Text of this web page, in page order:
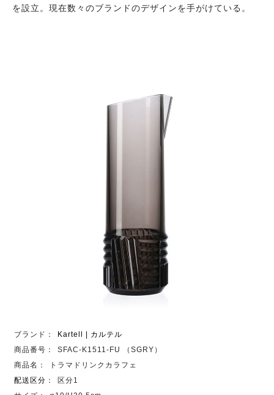
を設立。現在数々のブランドのデザインを手がけている。
ブランド：
Kartell | カルテル
商品番号：
SFAC-K1511-FU （SGRY）
商品名：
トラマドリンクカラフェ
配送区分 ：
区分1